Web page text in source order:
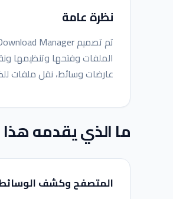
نظرة عامة
الملفات وفتحها وتنظيمها
عارضات وسائط، نقل ملفات
ما الذي يقدمه
المتصفح وكشف